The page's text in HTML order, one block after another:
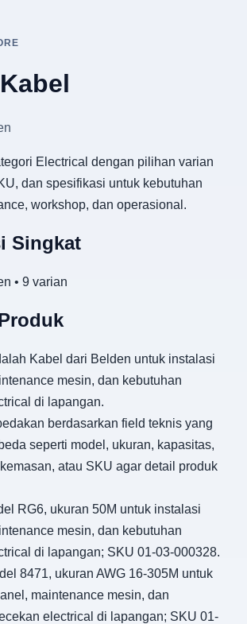
Electrical dengan pilihan varian
dan spesifikasi untuk kebutuhan
workshop, dan operasional.
Singkat
• 9 varian
Kabel dari Belden untuk instalasi
mesin, dan kebutuhan
di lapangan.
berdasarkan field teknis yang
seperti model, ukuran, kapasitas,
atau SKU agar detail produk
RG6, ukuran 50M untuk instalasi
mesin, dan kebutuhan
di lapangan; SKU 01-03-000328.
8471, ukuran AWG 16-305M untuk
maintenance mesin, dan
electrical di lapangan; SKU 01-